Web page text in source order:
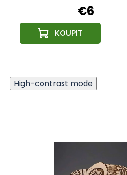
€6
High-contrast mode